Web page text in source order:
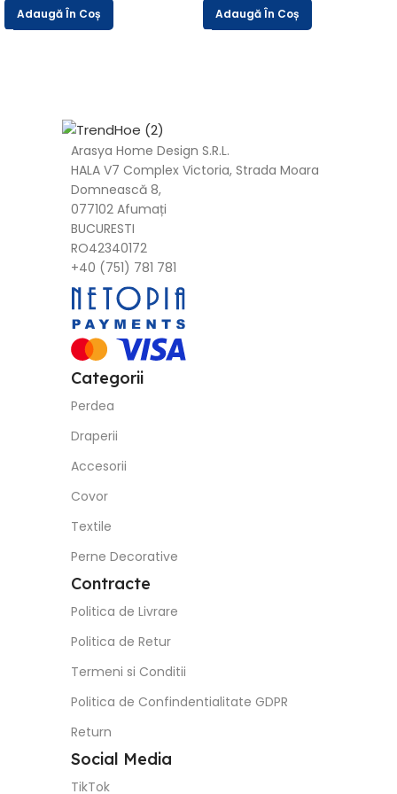
Adaugă În Coș Adaugă În Coș
Arasya Home Design S.R.L.
HALA V7 Complex Victoria, Strada Moara
Domnească 8,
077102 Afumați
BUCURESTI
RO42340172
+40 (751) 781 781
Categorii
Perdea
Draperii
Accesorii
Covor
Textile
Perne Decorative
Contracte
Politica de Livrare
Politica de Retur
Termeni si Conditii
Politica de Confindentialitate GDPR
Return
Social Media
TikTok